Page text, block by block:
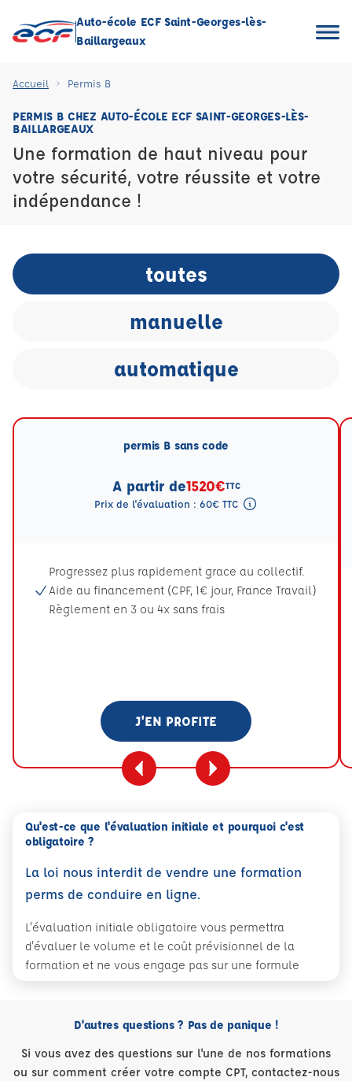
Auto-école ECF Saint-Georges-lès-
Baillargeaux
Accueil Permis B
PERMIS B CHEZ AUTO-ÉCOLE ECF SAINT-GEORGES-LÈS-
BAILLARGEAUX
Une formation de haut niveau pour
votre sécurité, votre réussite et votre
indépendance !
toutes
manuelle
automatique
permis B sans code
A partir de1520€TTC
Prix de l'évaluation : 60€ TTC
Progressez plus rapidement grace au collectif.
Aide au financement (CPF, 1€ jour, France Travail)
Règlement en 3 ou 4x sans frais
J'EN PROFITE
Qu'est-ce que l'évaluation initiale et pourquoi c'est
obligatoire ?
La loi nous interdit de vendre une formation
perms de conduire en ligne.
L'évaluation initiale obligatoire vous permettra
d'évaluer le volume et le coût prévisionnel de la
formation et ne vous engage pas sur une formule
D'autres questions ? Pas de panique !
Si vous avez des questions sur l'une de nos formations
ou sur comment créer votre compte CPT, contactez-nous